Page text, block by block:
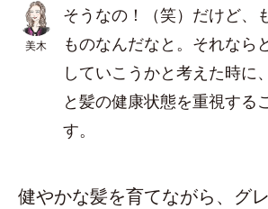
美木
そうなの！（笑）だけど、
ものなんだなと。それなら
していこうかと考えた時に
と髪の健康状態を重視する
す。
健やかな髪を育てながら、グ